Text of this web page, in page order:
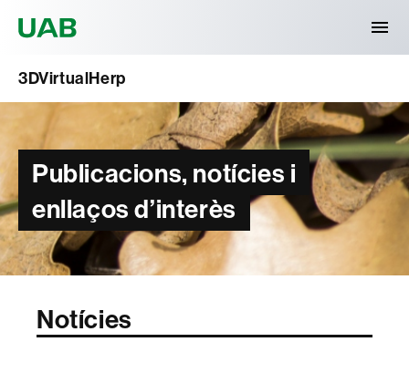
3DVirtualHerp
Publicacions, notícies i
enllaços d’interès
Notícies